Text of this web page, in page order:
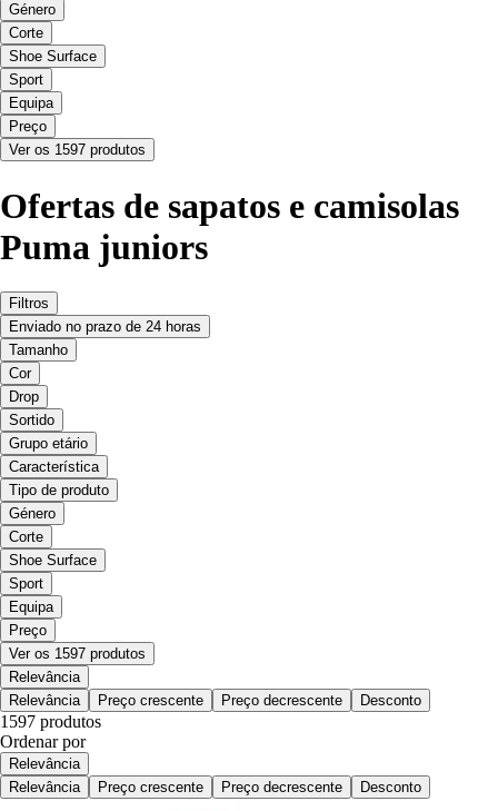
Género
Corte
Shoe Surface
Sport
Equipa
Preço
Ver os 1597 produtos
Ofertas de sapatos e camisolas
Puma juniors
Filtros
Enviado no prazo de 24 horas
Tamanho
Cor
Drop
Sortido
Grupo etário
Característica
Tipo de produto
Género
Corte
Shoe Surface
Sport
Equipa
Preço
Ver os 1597 produtos
Relevância
Relevância
Preço crescente Preço decrescente Desconto
1597 produtos
Ordenar por
Relevância
Relevância
Preço crescente Preço decrescente Desconto